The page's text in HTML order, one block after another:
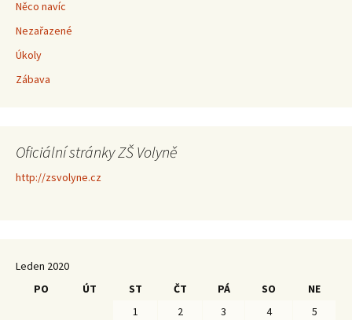
Něco navíc
Nezařazené
Úkoly
Zábava
Oficiální stránky ZŠ Volyně
http://zsvolyne.cz
Leden 2020
PO
ÚT ST ČT PÁ SO
NE
1
2 3 4
5